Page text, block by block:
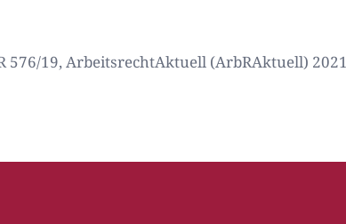
576/19, ArbeitsrechtAktuell (ArbRAktuell)